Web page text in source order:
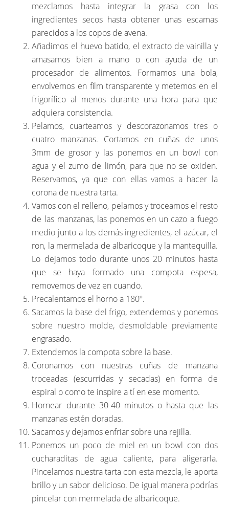
mezclamos hasta integrar la grasa con los
ingredientes secos hasta obtener unas escamas
parecidos a los copos de avena.
Añadimos el huevo batido, el extracto de vainilla y
amasamos bien a mano o con ayuda de un
procesador de alimentos. Formamos una bola,
envolvemos en film transparente y metemos en el
frigorífico al menos durante una hora para que
adquiera consistencia.
Pelamos, cuarteamos y descorazonamos tres o
cuatro manzanas. Cortamos en cuñas de unos
3mm de grosor y las ponemos en un bowl con
agua y el zumo de limón, para que no se oxiden.
Reservamos, ya que con ellas vamos a hacer la
corona de nuestra tarta.
Vamos con el relleno, pelamos y troceamos el resto
de las manzanas, las ponemos en un cazo a fuego
medio junto a los demás ingredientes, el azúcar, el
ron, la mermelada de albaricoque y la mantequilla.
Lo dejamos todo durante unos 20 minutos hasta
que se haya formado una compota espesa,
removemos de vez en cuando.
Precalentamos el horno a 180º.
Sacamos la base del frigo, extendemos y ponemos
sobre nuestro molde, desmoldable previamente
engrasado.
Extendemos la compota sobre la base.
Coronamos con nuestras cuñas de manzana
troceadas (escurridas y secadas) en forma de
espiral o como te inspire a tí en ese momento.
Hornear durante 30-40 minutos o hasta que las
manzanas estén doradas.
Sacamos y dejamos enfriar sobre una rejilla.
Ponemos un poco de miel en un bowl con dos
cucharaditas de agua caliente, para aligerarla.
Pincelamos nuestra tarta con esta mezcla, le aporta
brillo y un sabor delicioso. De igual manera podrías
pincelar con mermelada de albaricoque.